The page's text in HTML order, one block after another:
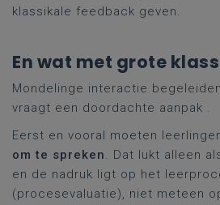
klassikale feedback geven.
En wat met grote
Mondelinge interactie
vraagt een doordachte aanpak .
Eerst en vooral moeten
om te spreken. Dat lukt alleen
en de nadruk ligt op het
(procesevaluatie), niet meteen